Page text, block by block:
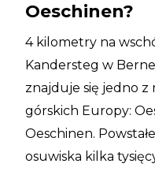
Oeschinen?
4 kilometry na
Kandersteg w
znajduje się jedno z
górskich Europy:
Oeschinen.
osuwiska kilka